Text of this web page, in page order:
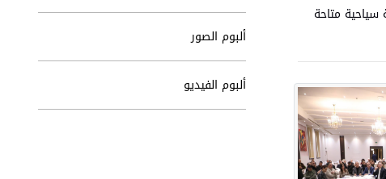
سياحية متاحة
ألبوم الصور
ألبوم الفيديو